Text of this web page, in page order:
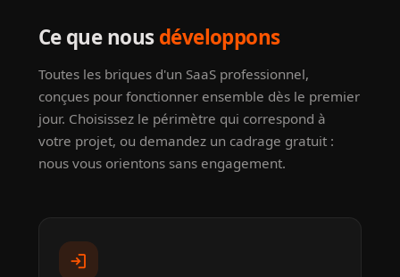
Ce que nousdéveloppons
Toutes les briques d'un SaaS professionnel,
conçues pour fonctionner ensemble dès le premier
jour. Choisissez le périmètre qui correspond à
votre projet, ou demandez un cadrage gratuit :
nous vous orientons sans engagement.
login